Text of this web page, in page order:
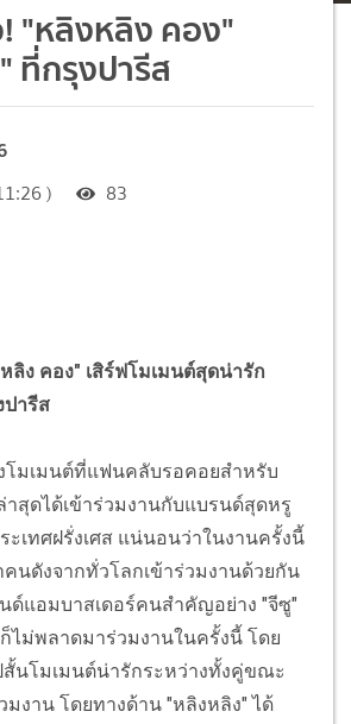
"หลิงหลิง คอง"
ที่กรุงปารีส
) 83
ลิง คอง" เสิร์ฟโมเมนต์สุดน่ารัก
ปารีส
โมเมนต์ที่แฟนคลับรอคอยสำหรับ
าสุดได้เข้าร่วมงานกับแบรนด์สุดหรู
ะเทศฝรั่งเศส แน่นอนว่าในงานครั้งนี้
คนดังจากทั่วโลกเข้าร่วมงานด้วยกัน
แอมบาสเดอร์คนสำคัญอย่าง "จีซู"
ก็ไม่พลาดมาร่วมงานในครั้งนี้ โดย
นโมเมนต์น่ารักระหว่างทั้งคู่ขณะ
มงาน โดยทางด้าน "หลิงหลิง" ได้